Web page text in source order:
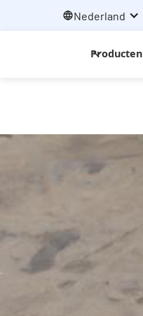
Nederland
Producten